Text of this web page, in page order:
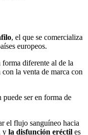
, el que se comercializa
europeos.
forma diferente al de la
la venta de marca con
ser en forma de
el flujo sanguíneo hacia
y la disfunción eréctil es